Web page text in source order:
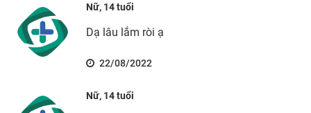
Nữ, 14 tuổi
Dạ lâu lắm ròi ạ
22/08/2022
Nữ, 14 tuổi